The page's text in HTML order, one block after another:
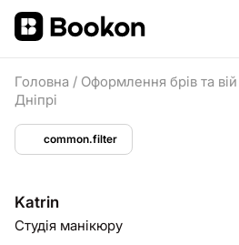
Головна / Оформлення брів та вій
Дніпрі
common.filter
Katrin
Студія манікюру